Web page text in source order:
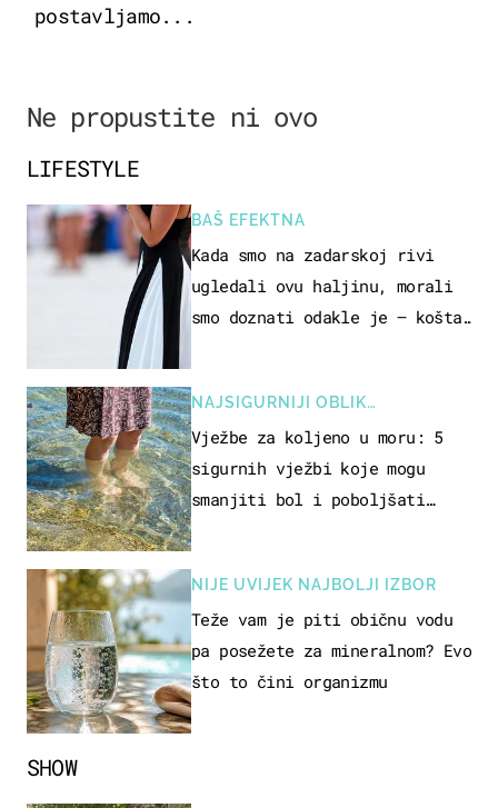
postavljamo...
Ne propustite ni ovo
SHOW
LIFESTYLE
BAŠ EFEKTNA
Kada smo na zadarskoj rivi
ugledali ovu haljinu, morali
smo doznati odakle je – košta
NAJSIGURNIJI OBLIK
REKREACIJE
Vježbe za koljeno u moru: 5
sigurnih vježbi koje mogu
smanjiti bol i poboljšati
NIJE UVIJEK NAJBOLJI IZBOR
Teže vam je piti običnu vodu
pa posežete za mineralnom? Evo
što to čini organizmu